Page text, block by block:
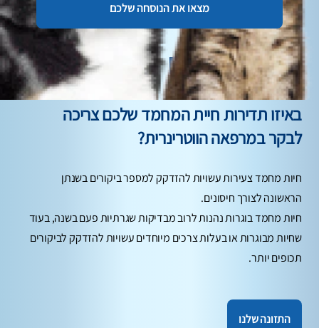
מצאו את הנוסחה שלכם
טיפים טעימים
באיזו תדירות חיית המחמד שלכם צריכה
לבקר במרפאה הווטרינרית?
חיות מחמד צעירות עשויות להזדקק למספר ביקורים בשנתן
הראשונה לצורך חיסונים.
חיות מחמד בוגרות נהנות לרוב מבדיקות שגרתיות פעם בשנה, בעוד
שחיות מבוגרות או בעלות צרכים מיוחדים עשויות להזדקק לביקורים
תכופים יותר.
התזונה שלנו